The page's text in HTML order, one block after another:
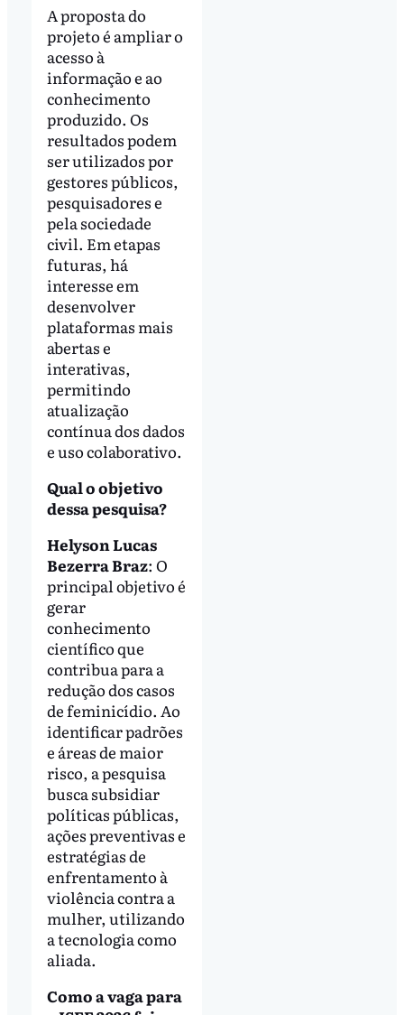
A proposta do
projeto é ampliar o
acesso à
informação e ao
conhecimento
produzido. Os
resultados podem
ser utilizados por
gestores públicos,
pesquisadores e
pela sociedade
civil. Em etapas
futuras, há
interesse em
desenvolver
plataformas mais
abertas e
interativas,
permitindo
atualização
contínua dos dados
e uso colaborativo.
Qual o objetivo
dessa pesquisa?
Helyson Lucas
Bezerra Braz: O
principal objetivo é
gerar
conhecimento
científico que
contribua para a
redução dos casos
de feminicídio. Ao
identificar padrões
e áreas de maior
risco, a pesquisa
busca subsidiar
políticas públicas,
ações preventivas e
estratégias de
enfrentamento à
violência contra a
mulher, utilizando
a tecnologia como
aliada.
Como a vaga para